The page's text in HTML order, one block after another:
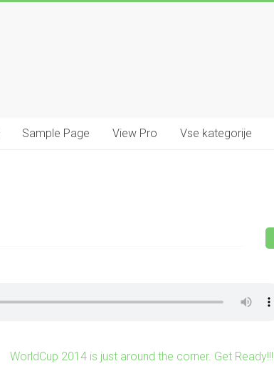
Sample Page View Pro Vse kategorije
WorldCup 2014 is just around the corner. Get Ready!!!